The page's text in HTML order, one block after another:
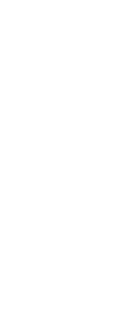
E. V.